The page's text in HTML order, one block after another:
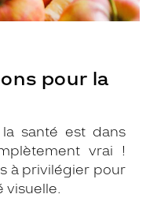
pour la
santé est dans
vrai !
à privilégier pour
visuelle.